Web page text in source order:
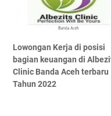
Lowongan Kerja di posisi
bagian keuangan di
Clinic Banda Aceh terbaru
Tahun 2022